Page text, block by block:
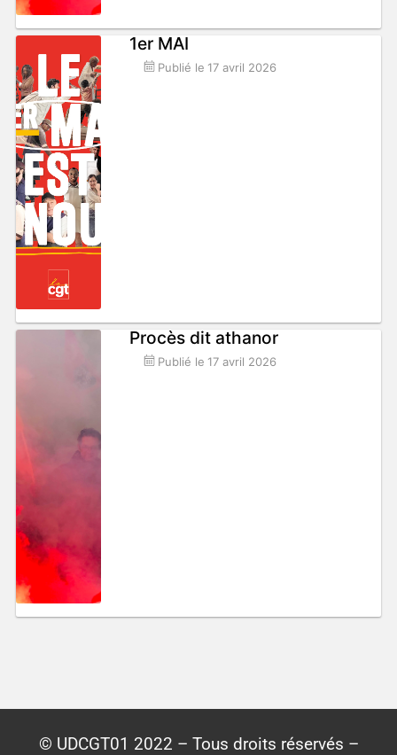
1er MAI
Publié le 17 avril 2026
Procès dit athanor
Publié le 17 avril 2026
© UDCGT01 2022 – Tous droits réservés –